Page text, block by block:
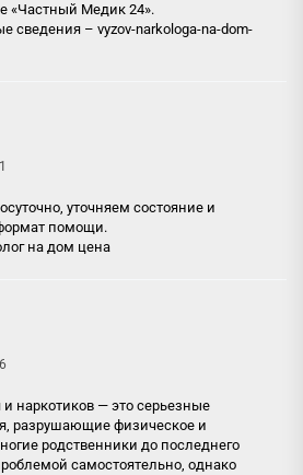
«Частный Медик 24».
сведения – vyzov-narkologa-na-dom-
уточняем состояние и
помощи.
на дом цена
наркотиков — это серьезные
разрушающие физическое и
родственники до последнего
самостоятельно, однако